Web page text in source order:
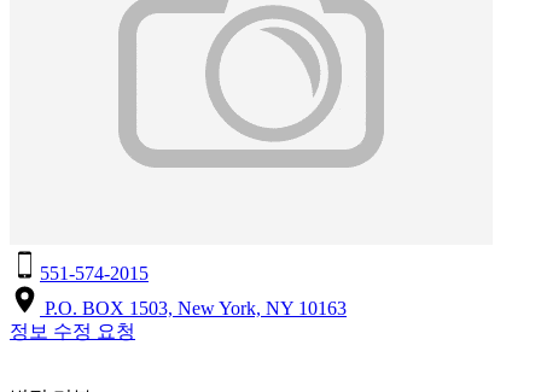
551-574-2015
P.O. BOX 1503, New York, NY 10163
정보 수정 요청